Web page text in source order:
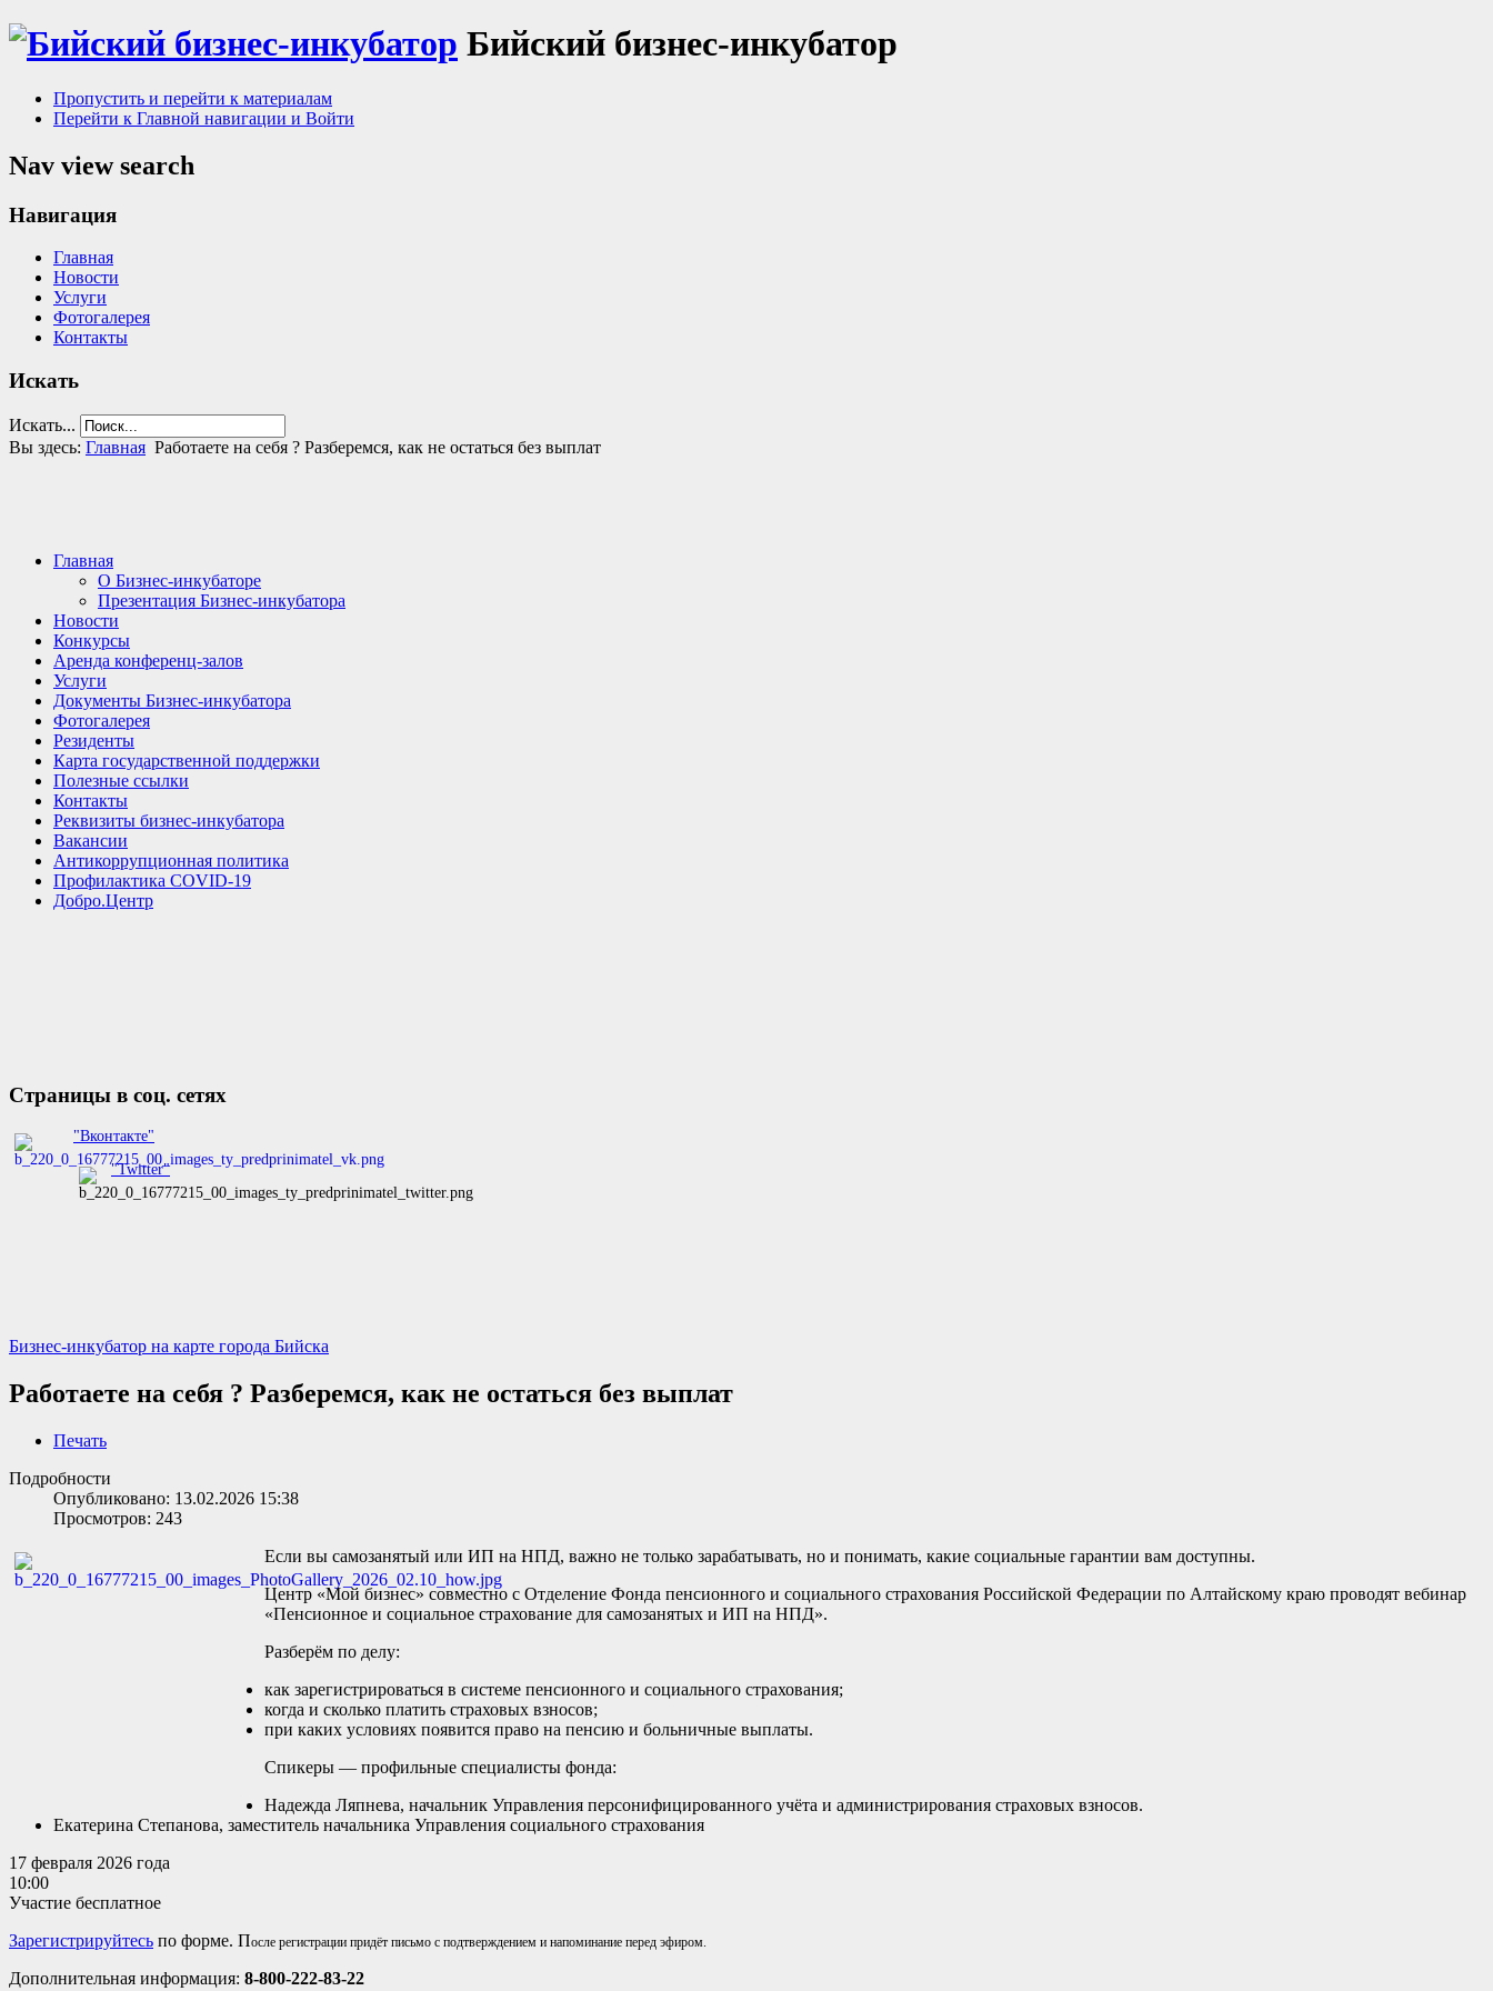
Бийский бизнес-инкубатор
Пропустить и перейти к материалам
Перейти к Главной навигации и Войти
Nav view search
Навигация
Главная
Новости
Услуги
Фотогалерея
Контакты
Искать
Искать...
Вы здесь: Главная Работаете на себя ? Разберемся, как не остаться без выплат
Главная
О Бизнес-инкубаторе
Презентация Бизнес-инкубатора
Новости
Конкурсы
Аренда конференц-залов
Услуги
Документы Бизнес-инкубатора
Фотогалерея
Резиденты
Карта государственной поддержки
Полезные ссылки
Контакты
Реквизиты бизнес-инкубатора
Вакансии
Антикоррупционная политика
Профилактика COVID-19
Добро.Центр
Страницы в соц. сетях
"Вконтакте"
"Twitter"
Бизнес-инкубатор на карте города Бийска
Работаете на себя ? Разберемся, как не остаться без выплат
Печать
Подробности
Опубликовано: 13.02.2026 15:38
Просмотров: 243
Если вы самозанятый или ИП на НПД, важно не только зарабатывать, но и понимать, какие социальные гарантии вам доступны.
Центр «Мой бизнес» совместно с Отделение Фонда пенсионного и социального страхования Российской Федерации по Алтайскому краю проводят вебинар
«Пенсионное и социальное страхование для самозанятых и ИП на НПД».
Разберём по делу:
как зарегистрироваться в системе пенсионного и социального страхования;
когда и сколько платить страховых взносов;
при каких условиях появится право на пенсию и больничные выплаты.
Спикеры — профильные специалисты фонда:
Надежда Ляпнева, начальник Управления персонифицированного учёта и администрирования страховых взносов.
Екатерина Степанова, заместитель начальника Управления социального страхования
17 февраля 2026 года
10:00
Участие бесплатное
Зарегистрируйтесь по форме. После регистрации придёт письмо с подтверждением и напоминание перед эфиром.
Дополнительная информация: 8-800-222-83-22